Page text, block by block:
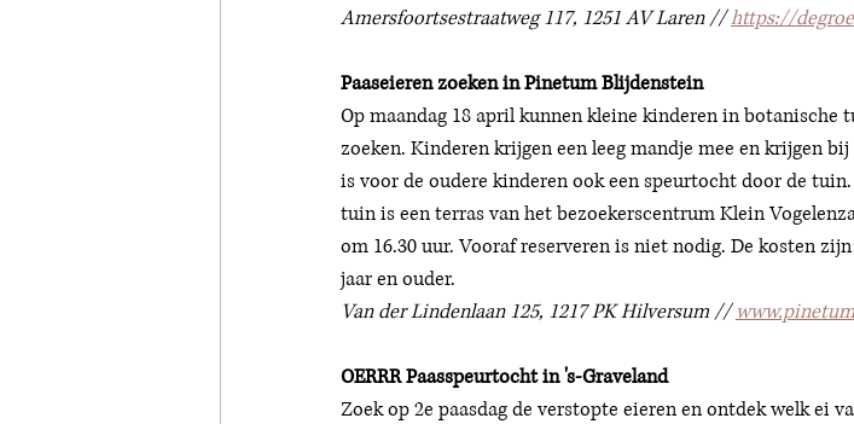
Amersfoortsestraatweg 117, 1251 AV Laren // https://
Paaseieren zoeken in Pinetum Blijdenstein
Op maandag 18 april kunnen kleine kinderen in botanische
zoeken. Kinderen krijgen een leeg mandje mee en krijgen
is voor de oudere kinderen ook een speurtocht door de
tuin is een terras van het bezoekerscentrum Klein
om 16.30 uur. Vooraf reserveren is niet nodig. De kosten
jaar en ouder.
Van der Lindenlaan 125, 1217 PK Hilversum //
OERRR Paasspeurtocht in 's-Graveland
Zoek op 2e paasdag de verstopte eieren en ontdek welk ei